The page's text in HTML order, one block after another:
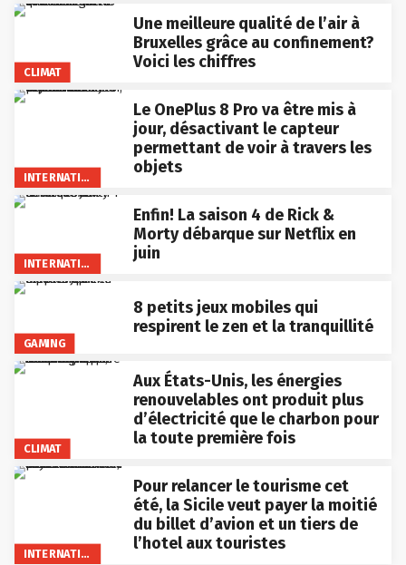
CLIMAT
Une meilleure qualité de l’air à
Bruxelles grâce au confinement?
Voici les chiffres
INTERNATIONAL
Le OnePlus 8 Pro va être mis à
jour, désactivant le capteur
permettant de voir à travers les
objets
INTERNATIONAL
Enfin! La saison 4 de Rick &
Morty débarque sur Netflix en
juin
GAMING
8 petits jeux mobiles qui
respirent le zen et la tranquillité
CLIMAT
Aux États-Unis, les énergies
renouvelables ont produit plus
d’électricité que le charbon pour
la toute première fois
INTERNATIONAL
Pour relancer le tourisme cet
été, la Sicile veut payer la moitié
du billet d’avion et un tiers de
l’hotel aux touristes